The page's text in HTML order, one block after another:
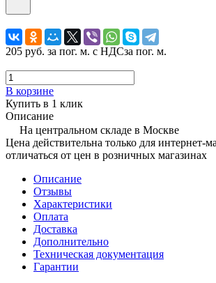
205 руб. за пог. м. с НДСза пог. м.
В корзине
Купить в 1 клик
Описание
На центральном складе в Москве
Цена действительна только для интернет-
отличаться от цен в розничных магазинах
Описание
Отзывы
Характеристики
Оплата
Доставка
Дополнительно
Техническая документация
Гарантии